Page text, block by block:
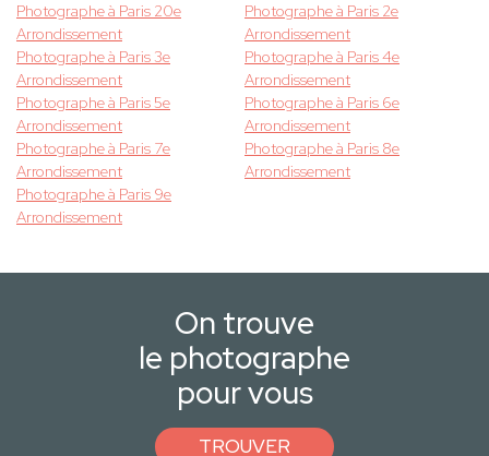
Photographe à Paris 20e
Arrondissement
Photographe à Paris 2e
Arrondissement
Photographe à Paris 3e
Arrondissement
Photographe à Paris 4e
Arrondissement
Photographe à Paris 5e
Arrondissement
Photographe à Paris 6e
Arrondissement
Photographe à Paris 7e
Arrondissement
Photographe à Paris 8e
Arrondissement
Photographe à Paris 9e
Arrondissement
On trouve
le photographe
pour vous
TROUVER